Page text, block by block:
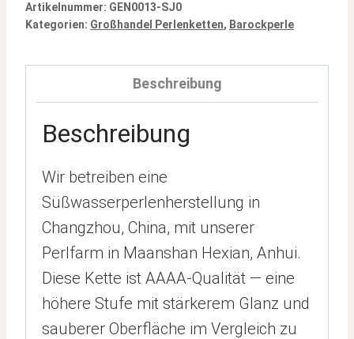
Artikelnummer: GEN0013-SJ0
Kategorien: Großhandel Perlenketten, Barockperle
Beschreibung
Beschreibung
Wir betreiben eine
Süßwasserperlenherstellung in
Changzhou, China, mit unserer
Perlfarm in Maanshan Hexian, Anhui.
Diese Kette ist AAAA-Qualität — eine
höhere Stufe mit stärkerem Glanz und
sauberer Oberfläche im Vergleich zu